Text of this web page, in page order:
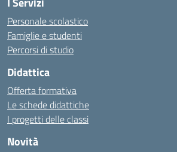
Personale scolastico
Famiglie e studenti
Percorsi di studio
Didattica
Offerta formativa
Le schede didattiche
I progetti delle classi
Novità